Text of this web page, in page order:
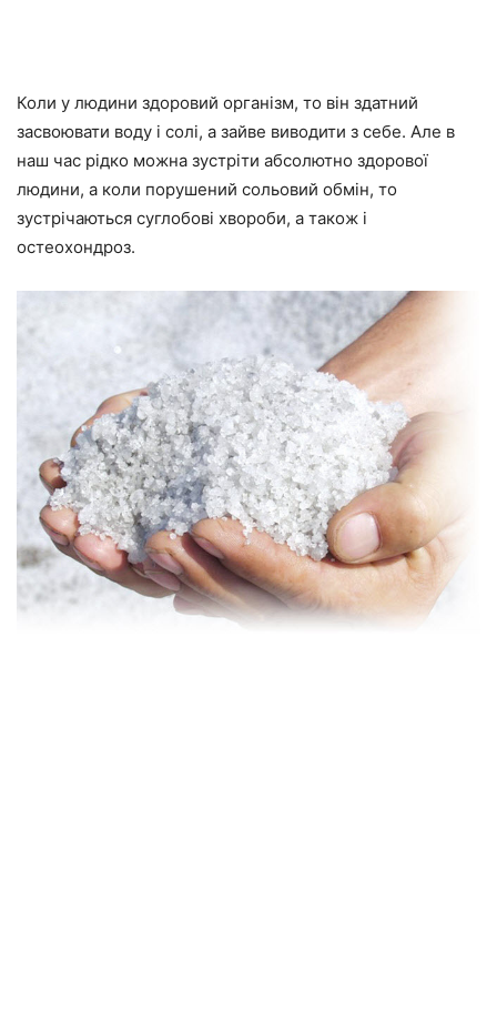
Коли у людини здоровий організм, то він здатний
засвоювати воду і солі, а зайве виводити з себе. Але в
наш час рідко можна зустріти абсолютно здорової
людини, а коли порушений сольовий обмін, то
зустрічаються суглобові хвороби, а також і
остеохондроз.